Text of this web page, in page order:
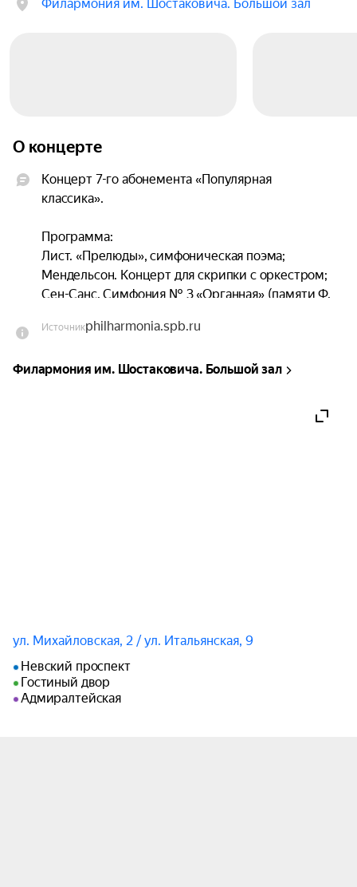
Филармония им. Шостаковича. Большой зал
О концерте
Концерт 7-го абонемента «Популярная
классика».
Программа:
Лист. «Прелюды», симфоническая поэма;
Мендельсон. Концерт для скрипки с оркестром;
Сен-Санс. Симфония № 3 «Органная» (памяти Ф.
Академический симфонический оркестр
Источникphilharmonia.spb.ru
Филармония им. Шостаковича. Большой зал
ул. Михайловская, 2 / ул. Итальянская, 9
Невский проспект
Гостиный двор
Адмиралтейская